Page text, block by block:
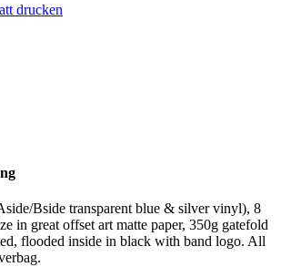
drucken
Bside transparent blue & silver vinyl), 8
in great offset art matte paper, 350g gatefold
flooded inside in black with band logo. All